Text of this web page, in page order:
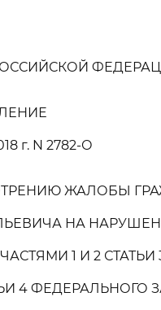
г. N 2782-О
ЖАЛОБЫ
НА
1 И 2 СТАТЬИ
4 ФЕДЕРАЛЬНОГО